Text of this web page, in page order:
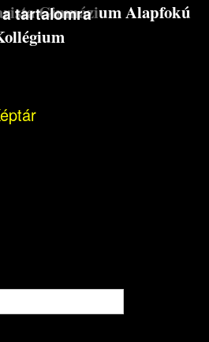
tartalomra
Gimnázium Alapfokú